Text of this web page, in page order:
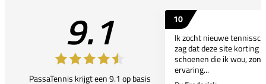
9.1
PassaTennis krijgt een 9.1 op basis
10
Ik zocht nieuwe
zag dat deze site korting
schoenen die ik wou,
ervaring...